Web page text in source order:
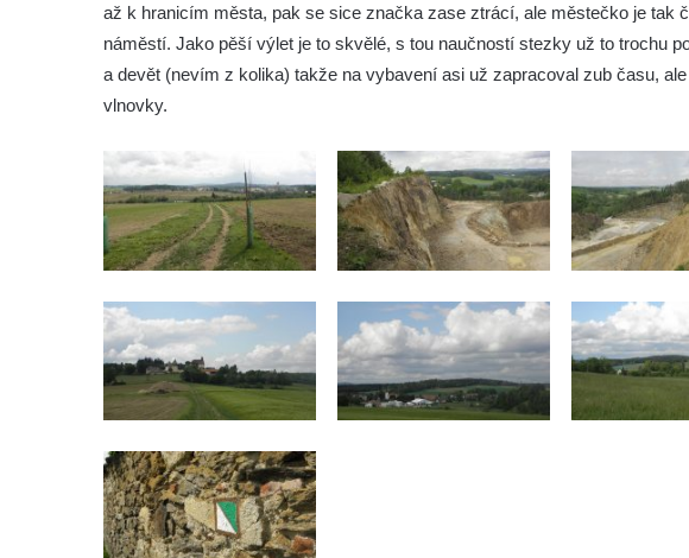
až k hranicím města, pak se sice značka zase ztrácí, ale městečko je tak
náměstí. Jako pěší výlet je to skvělé, s tou naučností stezky už to trochu
a devět (nevím z kolika) takže na vybavení asi už zapracoval zub času,
vlnovky.